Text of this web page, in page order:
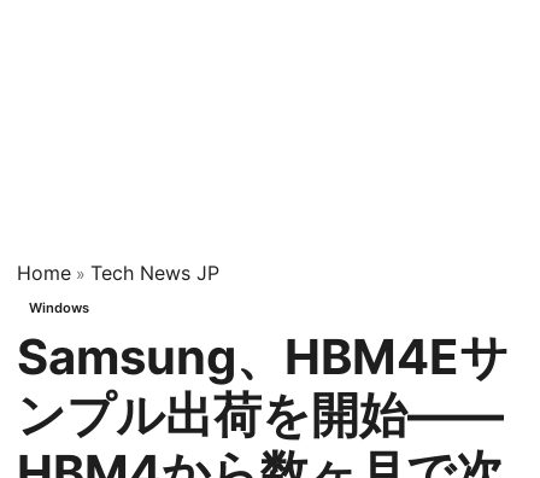
Home » Tech News JP
Windows
Samsung、HBM4Eサ
ンプル出荷を開始——